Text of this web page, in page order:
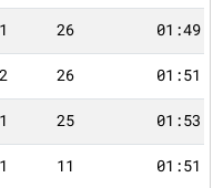
1 26
2 26
1 25
1 11